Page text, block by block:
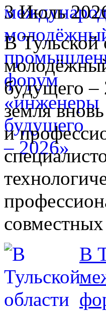
3 Июль
В
будущего –
земля
и
В